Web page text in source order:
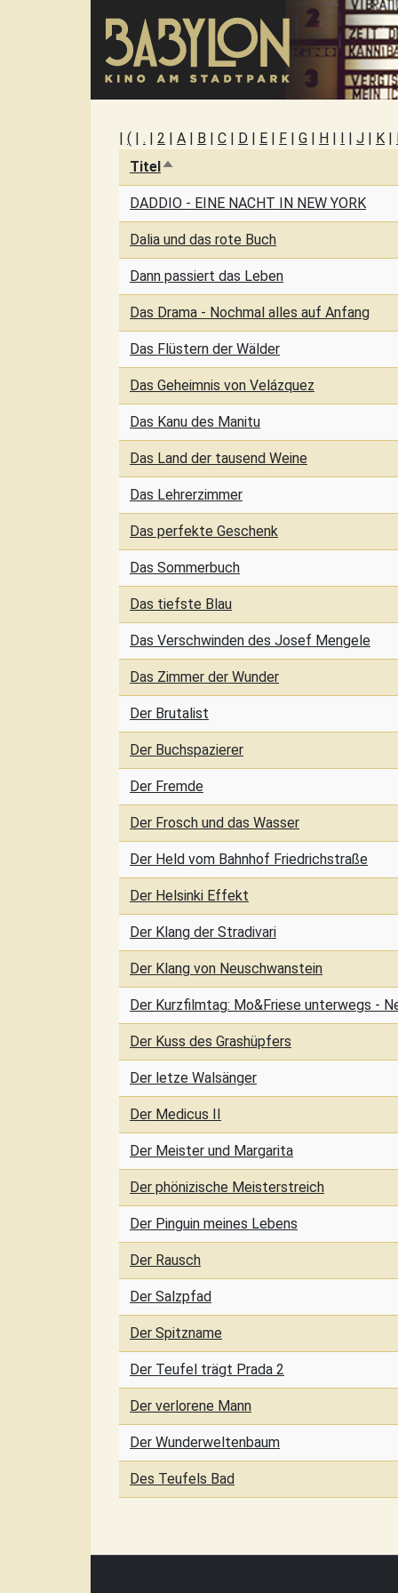
| ( | . | 2 | A | B | C | D | E | F | G | H | I | J | K |
TitelAbsteigend sortieren
DADDIO - EINE NACHT IN NEW YORK
Dalia und das rote Buch
Dann passiert das Leben
Das Drama - Nochmal alles auf Anfang
Das Flüstern der Wälder
Das Geheimnis von Velázquez
Das Kanu des Manitu
Das Land der tausend Weine
Das Lehrerzimmer
Das perfekte Geschenk
Das Sommerbuch
Das tiefste Blau
Das Verschwinden des Josef Mengele
Das Zimmer der Wunder
Der Brutalist
Der Buchspazierer
Der Fremde
Der Frosch und das Wasser
Der Held vom Bahnhof Friedrichstraße
Der Helsinki Effekt
Der Klang der Stradivari
Der Klang von Neuschwanstein
Der Kurzfilmtag: Mo&Friese unterwegs -
Der Kuss des Grashüpfers
Der letze Walsänger
Der Medicus II
Der Meister und Margarita
Der phönizische Meisterstreich
Der Pinguin meines Lebens
Der Rausch
Der Salzpfad
Der Spitzname
Der Teufel trägt Prada 2
Der verlorene Mann
Der Wunderweltenbaum
Des Teufels Bad